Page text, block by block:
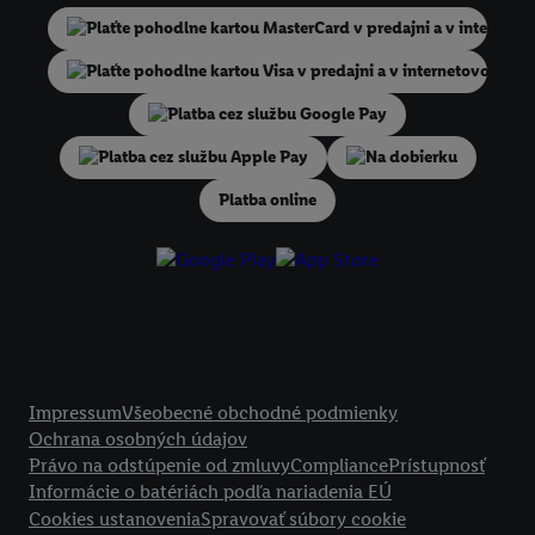
Na dobierku
Platba online
ImpressumVšeobecné obchodné podmienky
Ochrana osobných údajov
Právo na odstúpenie od zmluvyCompliancePrístupnosť
Informácie o batériách podľa nariadenia EÚ
Cookies ustanoveniaSpravovať súbory cookie
niekoľko koncových zariadení alebo používanie viacerých služieb
Lidl, pomocou vašej hashovanej e-mailovej adresy a prípadne ďalších
identifikátorov/identifikátorov, ktoré má spoločnosť Criteo SA k
Prispôsobiť
" môžete povoliť jednotlivé účely a nájsť ďalšie
podmienkach spracúvania osobných údajov.
Kliknutím na možnosť "Odmietnuť" môžete povoliť iba používanie
technológií. Kliknutím na "
" vyjadríte súhlas so spracúvaním
vyššie uvedené účely. Ďalšie informácie vrátane informácií o dobe
údajov a Vašom práve kedykoľvek odvolať súhlas s účinnosťou do
zásadách ochrany osobných údajov